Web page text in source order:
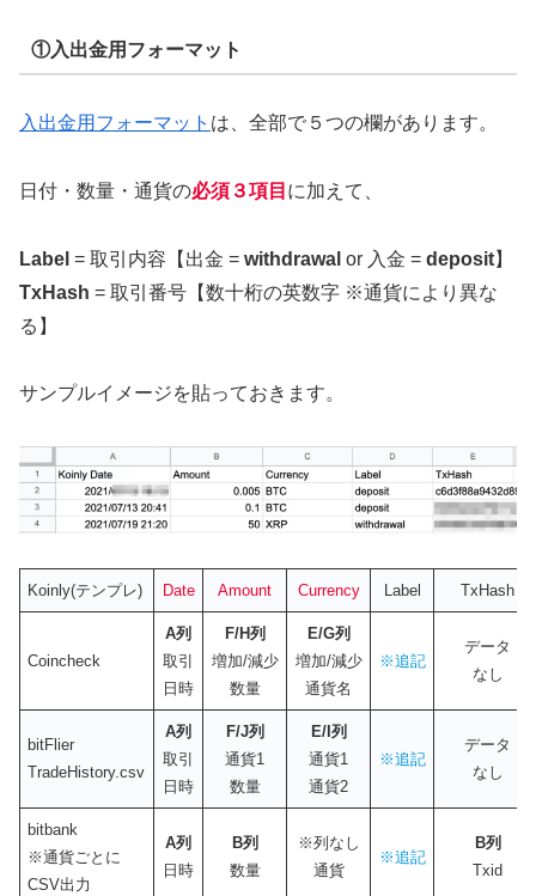
①入出金用フォーマット
入出金用フォーマット は、全部で５つの欄があります。
日付・数量・通貨の必須３項目 に加えて、
Label = 取引内容【出金 = withdrawal or 入金 = deposit】
TxHash = 取引番号【数十桁の英数字 ※通貨により異な
る】
サンプルイメージを貼っておきます。
Koinly(テンプレ) Date Amount Currency Label TxHash
Coincheck
A列
取引
日時
F/H列
増加/減少
数量
E/G列
増加/減少
通貨名
※追記
データ
なし
bitFlier
TradeHistory.csv
A列
取引
日時
F/J列
通貨1
数量
E/I列
通貨1
通貨2
※追記
データ
なし
bitbank
※通貨ごとに
CSV出力
A列
日時
B列
数量
※列なし
通貨
※追記
B列
Txid